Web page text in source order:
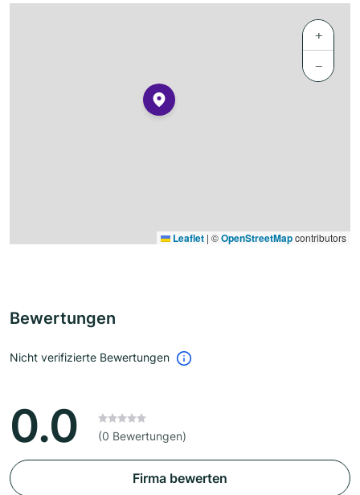
+
−
Leaflet | ©OpenStreetMapcontributors
Bewertungen
Nicht verifizierte Bewertungen
0.0 (0 Bewertungen)
Firma bewerten